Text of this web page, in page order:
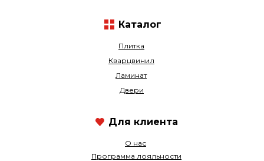
Плитка
Кварцвинил
О нас
Ламинат
Программа лояльности
Двери
Каталог
Для клиента